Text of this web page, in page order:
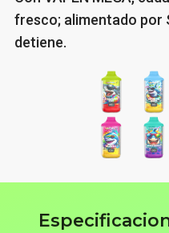
fresco; alimentado por
detiene.